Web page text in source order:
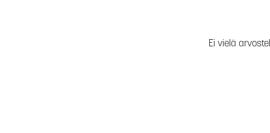
Ei vielä